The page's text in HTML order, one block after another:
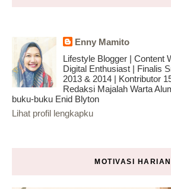
Enny Mamito
Lifestyle Blogger | Content
Digital Enthusiast | Finalis
2013 & 2014 | Kontributor
Redaksi Majalah Warta
buku-buku Enid Blyton
Lihat profil lengkapku
MOTIVASI HARIAN